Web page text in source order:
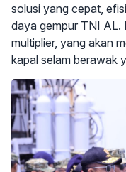
solusi yang cepat,
daya gempur TNI AL.
multiplier, yang akan
kapal selam berawak